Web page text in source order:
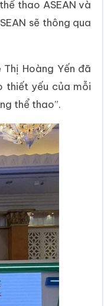
thao ASEAN và
sẽ thông qua
Hoàng Yến đã
thiết yếu của mỗi
thể thao”.